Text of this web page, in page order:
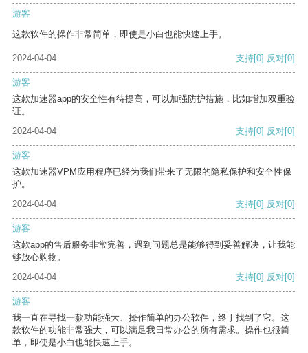
游客
这款软件的操作非常简单，即使是小白也能快速上手。
2024-04-04 支持[0] 反对[0]
游客
这款加速器app的安全性有待提高，可以加强防护措施，比如增加双重验
证。
2024-04-04
支持[0] 反对[0]
游客
这款加速器VPM应用程序已经为我们带来了无限的隐私保护和安全性保
护。
2024-04-04
支持[0] 反对[0]
游客
这款app的售后服务非常完善，遇到问题总是能够得到妥善解决，让我能
够放心购物。
2024-04-04
支持[0] 反对[0]
游客
我一直在寻找一款功能强大、操作简单的办公软件，终于找到了它。这
款软件的功能非常强大，可以满足我日常办公的所有需求。操作也很简
单，即使是小白也能快速上手。